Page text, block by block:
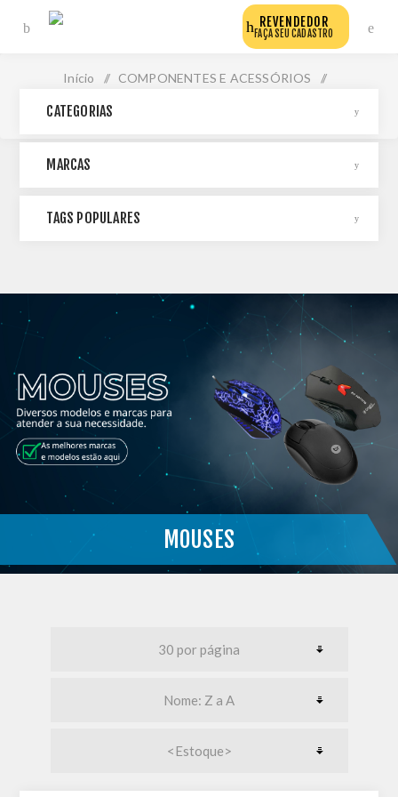
REVENDEDOR
FAÇA SEU CADASTRO
Início / COMPONENTES E ACESSÓRIOS /
}
MOUSES
CATEGORIAS
MARCAS
TAGS POPULARES